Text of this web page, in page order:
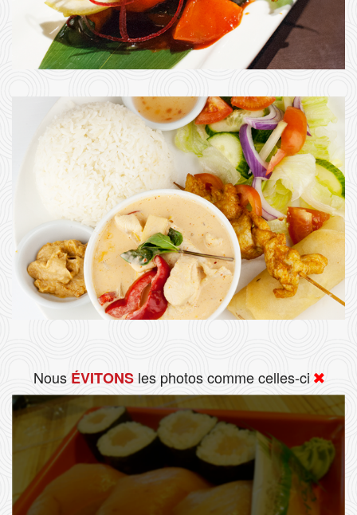
Nous ÉVITONSles photos comme celles-ci